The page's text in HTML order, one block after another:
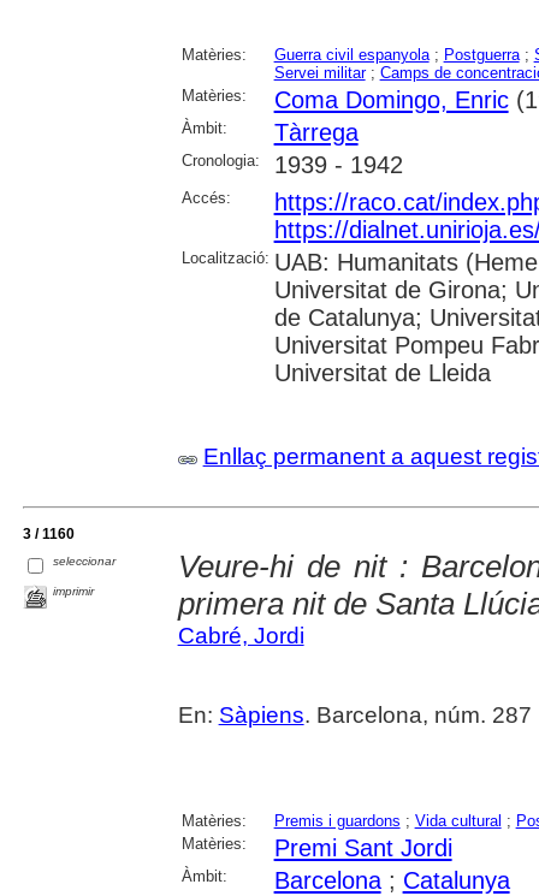
Matèries: Guerra civil espanyola; Postguerra;
Servei militar; Camps de
Matèries:
Coma Domingo, Enric
Àmbit: Tàrrega
Cronologia: 1939 - 1942
Accés:
https://raco.cat/
https://
Localització: UAB: Humanitats
Universitat de Girona;
de Catalunya;
Universitat Pompeu
Universitat de Lleida
Enllaç permanent a aquest
3 / 1160
seleccionar
imprimir
Veure-hi de nit :
primera nit de Santa
Cabré, Jordi
En: Sàpiens. Barcelona, núm.
Matèries: Premis i guardons ; Vida cultural ;
Matèries:
Premi Sant Jordi
Àmbit: Barcelona; Catalunya